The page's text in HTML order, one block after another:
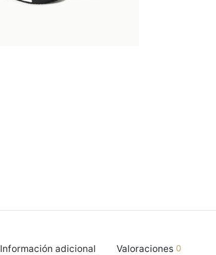
Información adicional Valoraciones 0